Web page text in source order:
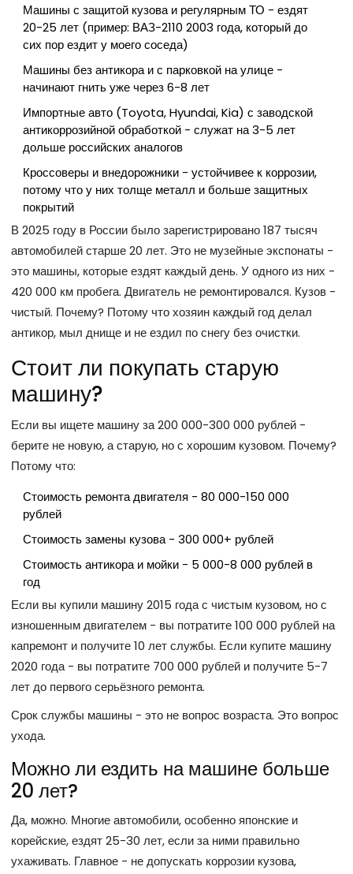
Машины с защитой кузова и регулярным ТО - ездят
20-25 лет (пример: ВАЗ-2110 2003 года, который до
сих пор ездит у моего соседа)
Машины без антикора и с парковкой на улице -
начинают гнить уже через 6-8 лет
Импортные авто (Toyota, Hyundai, Kia) с заводской
антикоррозийной обработкой - служат на 3-5 лет
дольше российских аналогов
Кроссоверы и внедорожники - устойчивее к коррозии,
потому что у них толще металл и больше защитных
покрытий
В 2025 году в России было зарегистрировано 187 тысяч
автомобилей старше 20 лет. Это не музейные экспонаты -
это машины, которые ездят каждый день. У одного из них -
420 000 км пробега. Двигатель не ремонтировался. Кузов -
чистый. Почему? Потому что хозяин каждый год делал
антикор, мыл днище и не ездил по снегу без очистки.
Стоит ли покупать старую
машину?
Если вы ищете машину за 200 000-300 000 рублей -
берите не новую, а старую, но с хорошим кузовом. Почему?
Потому что:
Стоимость ремонта двигателя - 80 000-150 000
рублей
Стоимость замены кузова - 300 000+ рублей
Стоимость антикора и мойки - 5 000-8 000 рублей в
год
Если вы купили машину 2015 года с чистым кузовом, но с
изношенным двигателем - вы потратите 100 000 рублей на
капремонт и получите 10 лет службы. Если купите машину
2020 года - вы потратите 700 000 рублей и получите 5-7
лет до первого серьёзного ремонта.
Срок службы машины - это не вопрос возраста. Это вопрос
ухода.
Можно ли ездить на машине больше
20 лет?
Да, можно. Многие автомобили, особенно японские и
корейские, ездят 25-30 лет, если за ними правильно
ухаживать. Главное - не допускать коррозии кузова,